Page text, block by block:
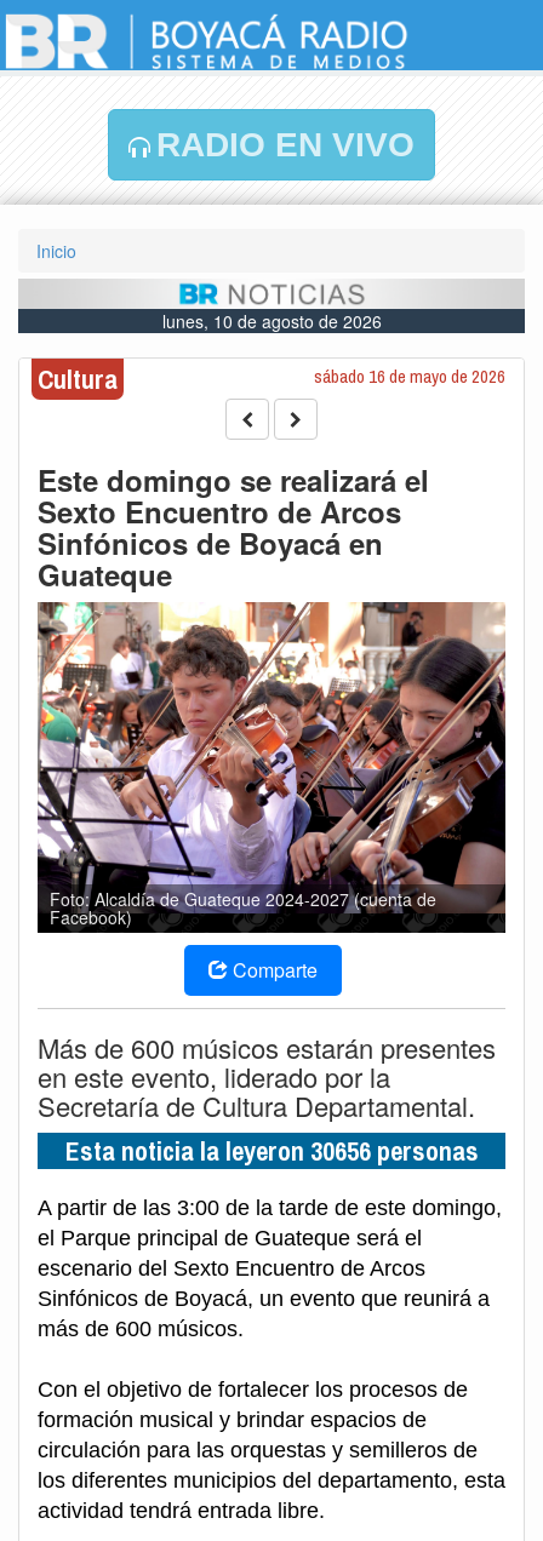
RADIO EN VIVO
Inicio
lunes, 10 de agosto de 2026
Cultura sábado 16 de mayo de 2026
Este domingo se realizará el
Sexto Encuentro de Arcos
Sinfónicos de Boyacá en
Guateque
Foto: Alcaldía de Guateque 2024-2027 (cuenta de
Facebook)
Comparte
Más de 600 músicos estarán presentes
en este evento, liderado por la
Secretaría de Cultura Departamental.
Esta noticia la leyeron 30656 personas
A partir de las 3:00 de la tarde de este domingo,
el Parque principal de Guateque será el
escenario del Sexto Encuentro de Arcos
Sinfónicos de Boyacá, un evento que reunirá a
más de 600 músicos.
Con el objetivo de fortalecer los procesos de
formación musical y brindar espacios de
circulación para las orquestas y semilleros de
los diferentes municipios del departamento, esta
actividad tendrá entrada libre.